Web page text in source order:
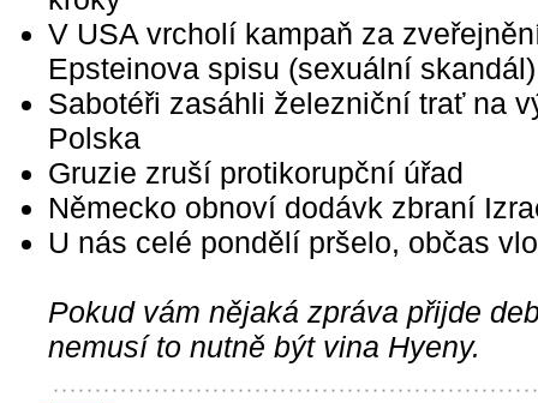
V USA vrcholí kampaň za
Epsteinova spisu (sexuální skandál)
Sabotéři zasáhli železniční trať na
Polska
Gruzie zruší protikorupční úřad
Německo obnoví dodávk zbraní
U nás celé pondělí pršelo, občas
Pokud vám nějaká zpráva přijde
nemusí to nutně být vina Hyeny.